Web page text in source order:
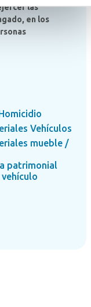
las
en los
Vehículos
mueble /
patrimonial